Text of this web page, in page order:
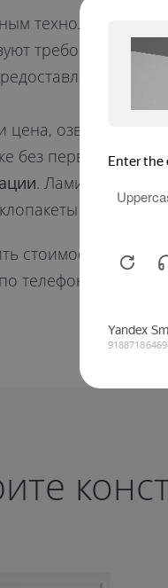
технологичным
требованиям
цена, озвученная
без
.
можно
стоимость
телефону 8 (800)